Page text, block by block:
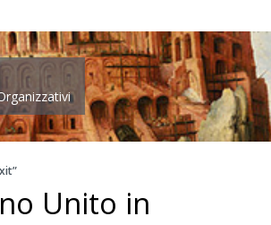
Unito in